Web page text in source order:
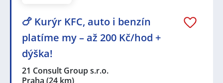
🍗 Kurýr KFC, auto i benzín
platíme my – až 200 Kč/hod +
dýška!
21 Consult Group s.r.o.
Praha (24 km)